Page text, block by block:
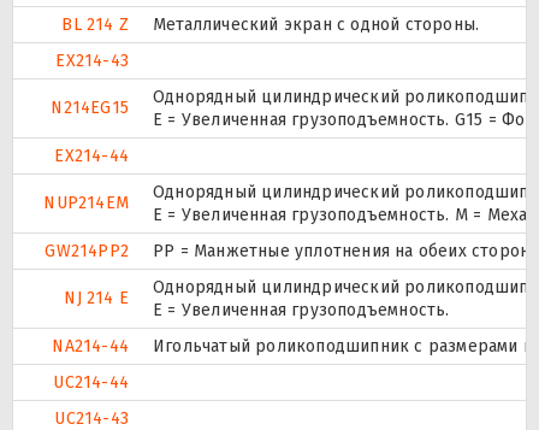
BL 214 Z
Металлический экран с одной стороны.
EX214-43
N214EG15
Однорядный цилиндрический
E = Увеличенная грузоподъемность. G15 =
EX214-44
NUP214EM
Однорядный цилиндрический
E = Увеличенная грузоподъемность. М =
GW214PP2
PP = Манжетные уплотнения на обеих
NJ 214 E
Однорядный цилиндрический
Е = Увеличенная грузоподъемность.
NA214-44
Игольчатый роликоподшипник с размерами
UC214-44
UC214-43